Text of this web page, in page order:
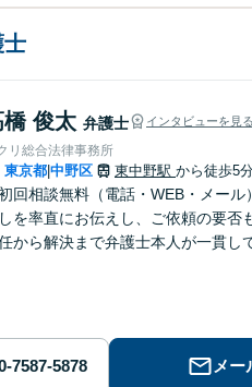
士
橋 俊太 弁護士 インタビューを見る
リ総合法律事務所
東京都 中野区 東中野駅 から徒歩5
回相談無料（電話・WEB・メー
を率直にお伝えし、ご依頼の要否
から解決まで弁護士本人が一貫し
メー